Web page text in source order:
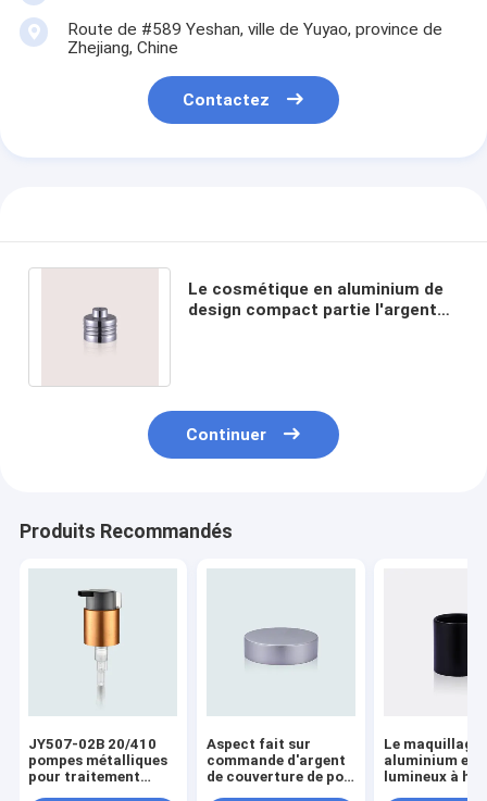
Route de #589 Yeshan, ville de Yuyao, province de
Zhejiang, Chine
Contactez
Le cosmétique en aluminium de
design compact partie l'argent
Continuer
Produits Recommandés
JY507-02B 20/410
pompes métalliques
pour traitement
Aspect fait sur
commande d'argent
de couverture de pot
Le maquillage
aluminium
lumineux à